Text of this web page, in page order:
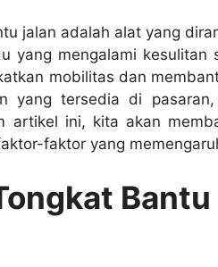
jalan adalah alat yang
yang mengalami kesulitan
mobilitas dan
yang tersedia di
artikel ini, kita akan
faktor yang
Bantu